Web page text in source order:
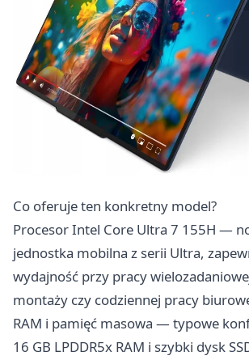
Co oferuje ten konkretny model?
Procesor Intel Core Ultra 7 155H —
jednostka mobilna z serii Ultra,
wydajność przy pracy
montaży czy codziennej pracy
RAM i pamięć masowa — typowe
16 GB LPDDR5x RAM i szybki dysk